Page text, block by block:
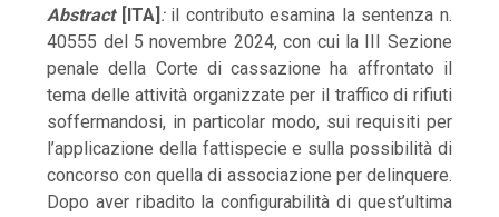
Abstract[ITA] :il contributo esamina la sentenza n.
40555 del 5 novembre 2024, con cui la III Sezione
penale della Corte di cassazione ha affrontato il
tema delle attività organizzate per il traffico di rifiuti
soffermandosi, in particolar modo, sui requisiti per
l’applicazione della fattispecie e sulla possibilità di
concorso con quella di associazione per delinquere.
Dopo aver ribadito la configurabilità di quest’ultima